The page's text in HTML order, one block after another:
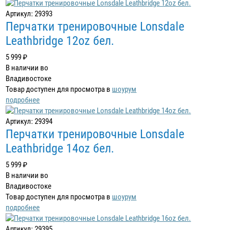
Артикул: 29393
Перчатки тренировочные Lonsdale
Leathbridge 12oz бел.
5 999 ₽
В наличии во
Владивостоке
Товар доступен для просмотра в шоурум
подробнее
Артикул: 29394
Перчатки тренировочные Lonsdale
Leathbridge 14oz бел.
5 999 ₽
В наличии во
Владивостоке
Товар доступен для просмотра в шоурум
подробнее